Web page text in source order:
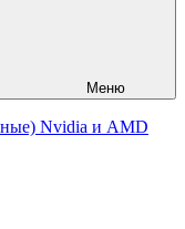
Меню
Nvidia и AMD